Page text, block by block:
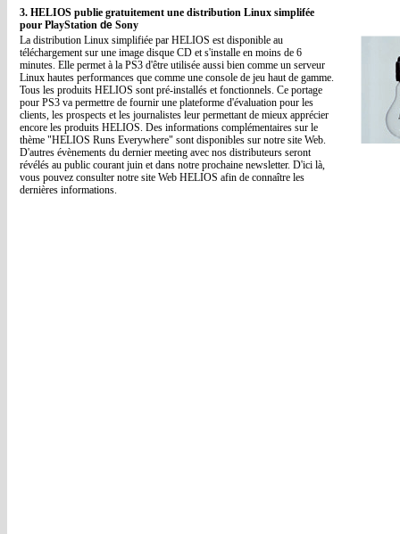
3. HELIOS publie gratuitement une distribution Linux simplifée
pour PlayStation de Sony
La distribution Linux simplifiée par HELIOS est disponible au
téléchargement sur une image disque CD et s'installe en moins de 6
minutes. Elle permet à la PS3 d'être utilisée aussi bien comme un serveur
Linux hautes performances que comme une console de jeu haut de gamme.
Tous les produits HELIOS sont pré-installés et fonctionnels. Ce portage
pour PS3 va permettre de fournir une plateforme d'évaluation pour les
clients, les prospects et les journalistes leur permettant de mieux apprécier
encore les produits HELIOS. Des informations complémentaires sur le
thème "HELIOS Runs Everywhere" sont disponibles sur notre site Web.
D'autres évènements du dernier meeting avec nos distributeurs seront
révélés au public courant juin et dans notre prochaine newsletter. D'ici là,
vous pouvez consulter notre site Web HELIOS afin de connaître les
dernières informations.